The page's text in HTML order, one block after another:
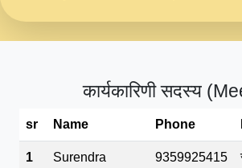
सपरहट भजन 2021 - तर अखय ह
सपरहट शयम भजन - जय जय शयम
भव.mp3
कार्यकारिणी सदस्य
sr Name Phone
1
Surendra
9359925415